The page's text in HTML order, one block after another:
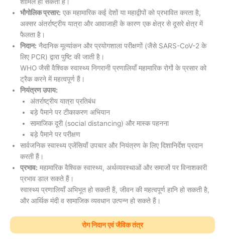
भौगोलिक प्रसार: एक महामारिक कई देशों या महाद्वीपों को प्रभावित करता है,
अक्सर अंतर्राष्ट्रीय यात्रा और आवाजाही के कारण एक क्षेत्र से दूसरे क्षेत्र में
फैलता है।
निदान: नैदानिक मूल्यांकन और प्रयोगशाला परीक्षणों (जैसे SARS-CoV-2 के
लिए PCR) द्वारा पुष्टि की जाती है।
WHO जैसी वैश्विक स्वास्थ्य निगरानी प्रणालियाँ महामारिक रोगों के प्रसार को
ट्रैक करने में महत्वपूर्ण हैं।
नियंत्रण उपाय:
अंतर्राष्ट्रीय यात्रा प्रतिबंध
बड़े पैमाने पर टीकाकरण अभियान
सामाजिक दूरी (social distancing) और मास्क पहनना
बड़े पैमाने पर परीक्षण
सार्वजनिक स्वास्थ्य एजेंसियाँ उपचार और नियंत्रण के लिए दिशानिर्देश प्रदान
करती हैं।
प्रभाव: महामारिक वैश्विक स्वास्थ्य, अर्थव्यवस्थाओं और समाजों पर विनाशकारी
प्रभाव डाल सकते हैं।
स्वास्थ्य प्रणालियाँ अभिभूत हो सकती हैं, जीवन की महत्वपूर्ण हानि हो सकती है,
और आर्थिक मंदी व सामाजिक व्यवधान उत्पन्न हो सकते हैं।
रोग निदान एवं जैविक तंत्र